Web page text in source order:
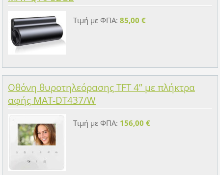
Τιμή με ΦΠΑ: 85,00 €
Οθόνη θυροτηλεόρασης TFT 4” με πλήκτρα
αφής MAT-DT437/W
Τιμή με ΦΠΑ: 156,00 €